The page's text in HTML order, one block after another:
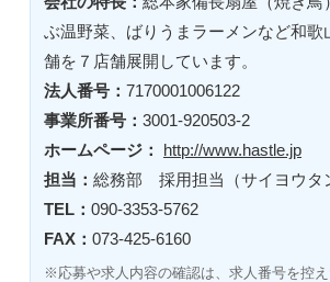
ぶ温野菜、ばりうまラーメンなど和歌
舗を７店舗展開しています。
法人番号： 7170001006122
事業所番号： 3001-920503-2
ホームページ：
http://www.hastle.jp
担当： 総務部 採用担当（サイヨウタ
TEL： 090-3353-5762
FAX： 073-425-6160
※応募や求人内容の確認は、求人番号を控